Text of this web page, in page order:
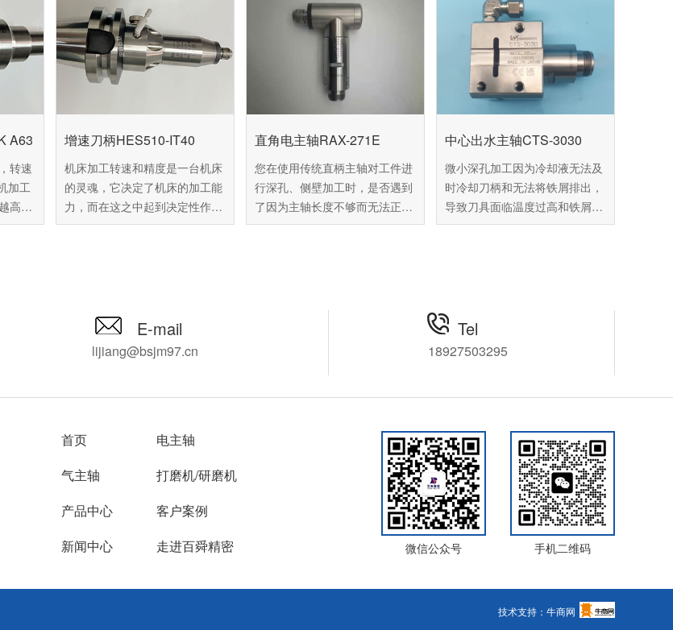
A63
转速
加工
高，
的标
柄
您详
增速刀柄HES510-IT40
机床加工转速和精度是一台机床
的灵魂，它决定了机床的加工能
力，而在这之中起到决定性作用
的是主轴。传统主轴体积大、转
IT40，只需要加装这款主轴即刻
转速，是目前中小企业提升主轴
直角电主轴RAX-271E
您在使用传统直柄主轴对工件进
行深孔、侧壁加工时，是否遇到
了因为主轴长度不够而无法正常
加工的情况？针对这种现象，百
中心出水主轴CTS-3030
微小深孔加工因为冷却液无法及
时冷却刀柄和无法将铁屑排出，
导致刀具面临温度过高和铁屑缠
绕的现象，影响刀具的使用寿命
轴CTS-3030，采用主轴中心喷
时时刻刻处于冷却液的保护中，
详细介绍。
E-mail
lijiang@bsjm97.cn
Tel
18927503295
首页
电主轴
气主轴
打磨机/研磨机
产品中心
客户案例
新闻中心
走进百舜精密
微信公众号 手机二维码
技术支持：牛商网